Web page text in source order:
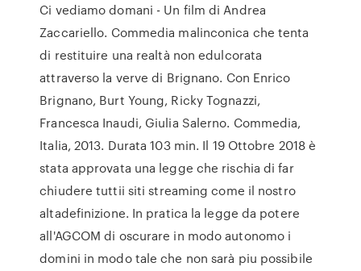
Ci vediamo domani - Un film di Andrea
Zaccariello. Commedia malinconica che tenta
di restituire una realtà non edulcorata
attraverso la verve di Brignano. Con Enrico
Brignano, Burt Young, Ricky Tognazzi,
Francesca Inaudi, Giulia Salerno. Commedia,
Italia, 2013. Durata 103 min. Il 19 Ottobre 2018 è
stata approvata una legge che rischia di far
chiudere tuttii siti streaming come il nostro
altadefinizione. In pratica la legge da potere
all'AGCOM di oscurare in modo autonomo i
domini in modo tale che non sarà piu possibile